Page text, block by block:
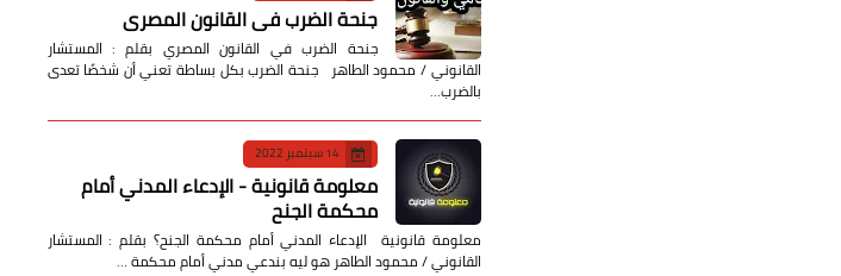
جنحة الضرب في القانون المصري
جنحة الضرب في القانون المصري بقلم : المستشار
القانوني / محمود الطاهر جنحة الضرب بكل بساطة تعني أن شخصًا تعدى
بالضرب…
14 سبتمبر 2022
معلومة قانونية - الإدعاء المدني أمام
محكمة الجنح
معلومة قانونية الإدعاء المدني أمام محكمة الجنح؟ بقلم : المستشار
القانوني / محمود الطاهر هو ليه بندعي مدني أمام محكمة …